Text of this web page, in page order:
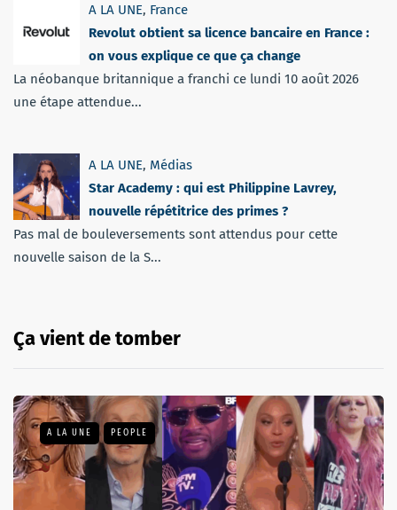
A LA UNE, France
Revolut obtient sa licence bancaire en France :
on vous explique ce que ça change
La néobanque britannique a franchi ce lundi 10 août 2026
une étape attendue...
A LA UNE, Médias
Star Academy : qui est Philippine Lavrey,
nouvelle répétitrice des primes ?
Pas mal de bouleversements sont attendus pour cette
nouvelle saison de la S...
Ça vient de tomber
A LA UNE PEOPLE